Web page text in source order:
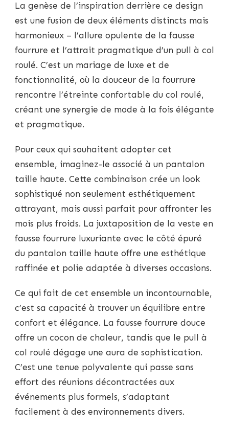
La genèse de l’inspiration derrière ce design
est une fusion de deux éléments distincts mais
harmonieux – l’allure opulente de la fausse
fourrure et l’attrait pragmatique d’un pull à col
roulé. C’est un mariage de luxe et de
fonctionnalité, où la douceur de la fourrure
rencontre l’étreinte confortable du col roulé,
créant une synergie de mode à la fois élégante
et pragmatique.
Pour ceux qui souhaitent adopter cet
ensemble, imaginez-le associé à un pantalon
taille haute. Cette combinaison crée un look
sophistiqué non seulement esthétiquement
attrayant, mais aussi parfait pour affronter les
mois plus froids. La juxtaposition de la veste en
fausse fourrure luxuriante avec le côté épuré
du pantalon taille haute offre une esthétique
raffinée et polie adaptée à diverses occasions.
Ce qui fait de cet ensemble un incontournable,
c’est sa capacité à trouver un équilibre entre
confort et élégance. La fausse fourrure douce
offre un cocon de chaleur, tandis que le pull à
col roulé dégage une aura de sophistication.
C’est une tenue polyvalente qui passe sans
effort des réunions décontractées aux
événements plus formels, s’adaptant
facilement à des environnements divers.